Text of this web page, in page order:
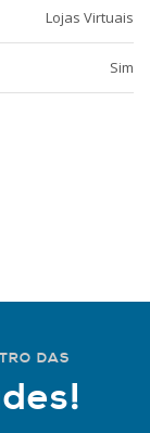
Lojas Virtuais
Sim
DAS